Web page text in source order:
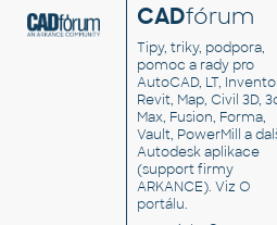
CADfórum
Tipy, triky, podpora,
pomoc a rady pro
AutoCAD, LT,
Revit, Map, Civil 3D,
Max, Fusion, Forma,
Vault, PowerMill a
Autodesk aplikace
(support firmy
ARKANCE). VizO
portálu.